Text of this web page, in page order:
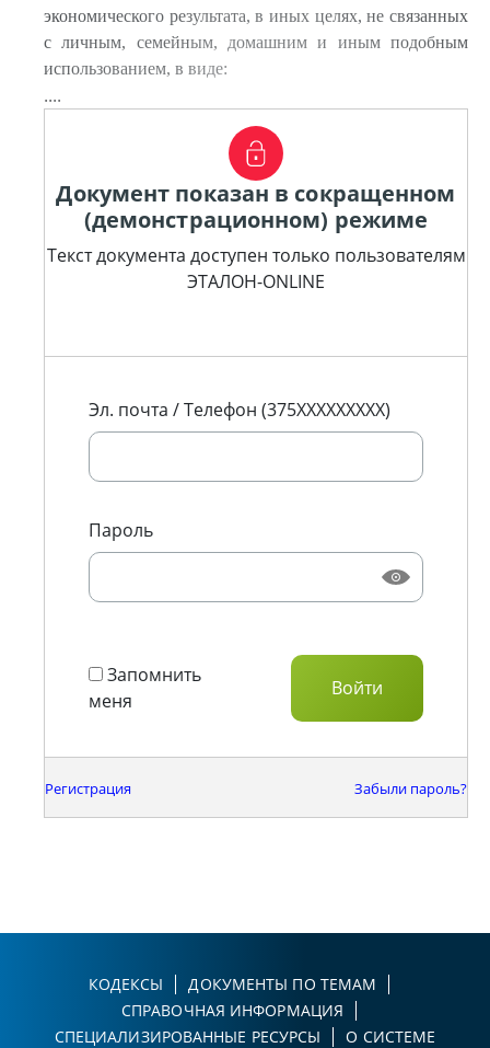
экономического результата, в иных целях, не связанных
с личным, семейным, домашним и иным подобным
использованием, в виде:
....
Документ показан в сокращенном
(демонстрационном) режиме
Текст документа доступен только пользователям
ЭТАЛОН-ONLINE
Эл. почта / Телефон (375XXXXXXXXX)
Пароль
Запомнить
меня
Регистрация Забыли пароль?
КОДЕКСЫ
ДОКУМЕНТЫ ПО ТЕМАМ
СПРАВОЧНАЯ ИНФОРМАЦИЯ
СПЕЦИАЛИЗИРОВАННЫЕ РЕСУРСЫ
О СИСТЕМЕ